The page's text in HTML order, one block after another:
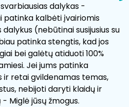
dalykas -
patinka kalbėti įvairiomis
(nebūtinai susijusius su
patinka stengtis, kad jos
bei galėtų atiduoti 100%
Jei jums patinka
ir retai gvildenamas temas,
nebijoti daryti klaidų ir
Miglė jūsų žmogus.